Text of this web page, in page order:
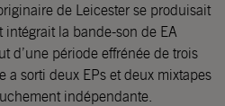
de Leicester se produisait
la bande-son de EA
d’une période effrénée de trois
a sorti deux EPs et deux mixtapes
indépendante.